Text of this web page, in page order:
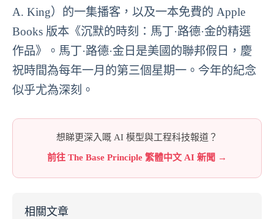
A. King）的一集播客，以及一本免費的 Apple
Books 版本《沉默的時刻：馬丁·路德·金的精選
作品》。馬丁·路德·金日是美國的聯邦假日，慶
祝時間為每年一月的第三個星期一。今年的紀念
似乎尤為深刻。
想睇更深入嘅 AI 模型與工程科技報道？
前往 The Base Principle 繁體中文 AI 新聞 →
相關文章